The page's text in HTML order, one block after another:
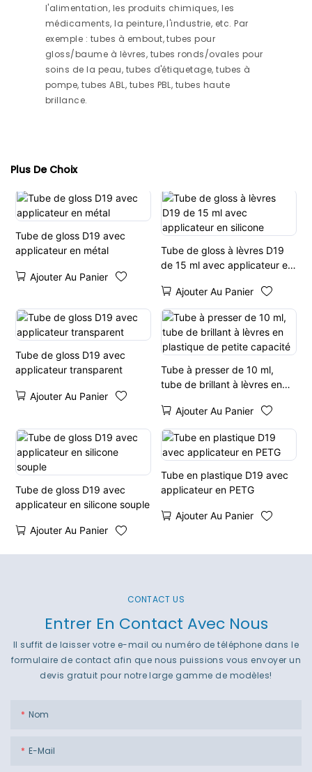
l'alimentation, les produits chimiques, les
médicaments, la peinture, l'industrie, etc. Par
exemple : tubes à embout, tubes pour
gloss/baume à lèvres, tubes ronds/ovales pour
soins de la peau, tubes d'étiquetage, tubes à
pompe, tubes ABL, tubes PBL, tubes haute
brillance.
Plus De Choix
Tube de gloss D19 avec
applicateur en métal
Ajouter Au Panier
Tube de gloss à lèvres D19
de 15 ml avec applicateur en
Ajouter Au Panier
Tube de gloss D19 avec
applicateur transparent
Ajouter Au Panier
Tube à presser de 10 ml,
tube de brillant à lèvres en
Ajouter Au Panier
Tube de gloss D19 avec
applicateur en silicone souple
Ajouter Au Panier
Tube en plastique D19 avec
applicateur en PETG
Ajouter Au Panier
CONTACT US
Entrer En Contact Avec Nous
Il suffit de laisser votre e-mail ou numéro de téléphone dans le
formulaire de contact afin que nous puissions vous envoyer un
devis gratuit pour notre large gamme de modèles!
Nom
E-Mail